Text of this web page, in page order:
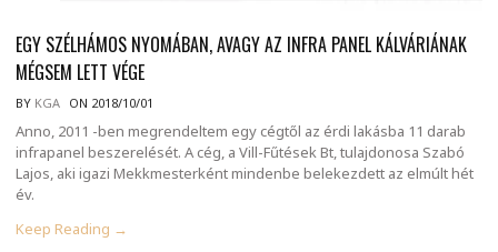
EGY SZÉLHÁMOS NYOMÁBAN, AVAGY AZ INFRA PANEL KÁLVÁRIÁNAK
MÉGSEM LETT VÉGE
BY KGA ON 2018/10/01
Anno, 2011 -ben megrendeltem egy cégtől az érdi lakásba 11 darab
infrapanel beszerelését. A cég, a Vill-Fűtések Bt, tulajdonosa Szabó
Lajos, aki igazi Mekkmesterként mindenbe belekezdett az elmúlt hét
év.
Keep Reading →